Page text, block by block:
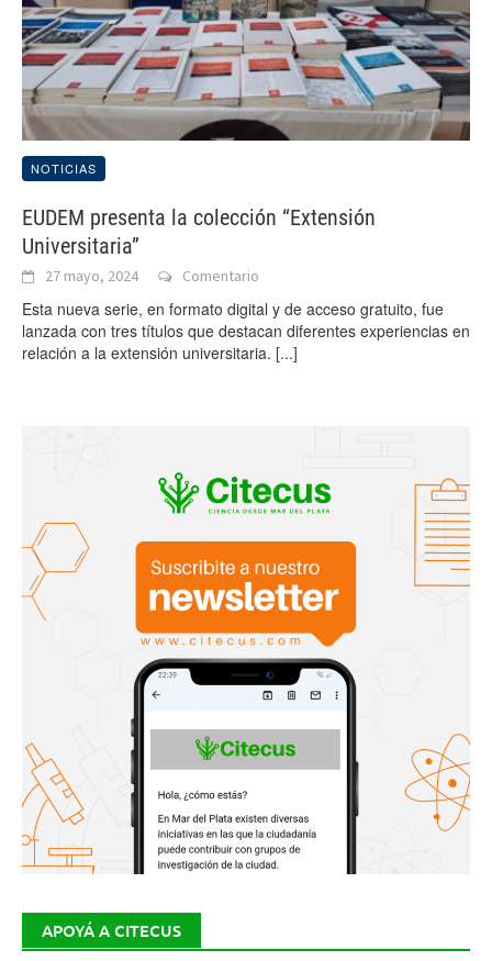
NOTICIAS
EUDEM presenta la colección “Extensión
Universitaria”
27 mayo, 2024 Comentario
Esta nueva serie, en formato digital y de acceso gratuito, fue
lanzada con tres títulos que destacan diferentes experiencias en
relación a la extensión universitaria. [...]
APOYÁ A CITECUS